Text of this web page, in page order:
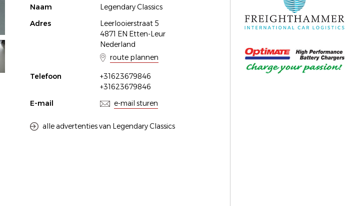
Naam
Legendary Classics
Adres
Leerlooierstraat 5
4871 EN Etten-Leur
Nederland
route plannen
Telefoon
+31623679846
+31623679846
E-mail
e-mail sturen
alle advertenties van Legendary Classics